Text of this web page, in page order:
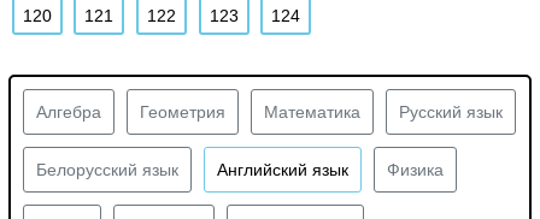
120 121 122 123 124
Алгебра Геометрия Математика Русский язык
Белорусский язык Английский язык Физика